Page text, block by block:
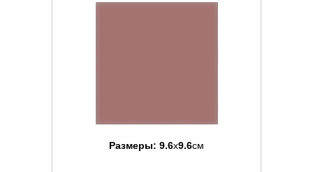
Размеры: 9.6x9.6см